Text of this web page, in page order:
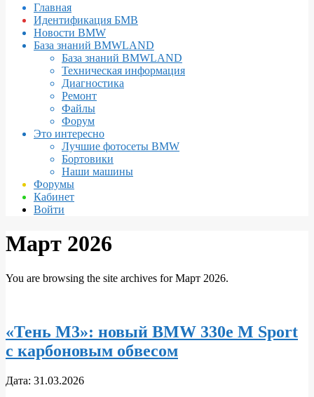
навигации
Главная
Идентификация БМВ
Новости BMW
База знаний BMWLAND
База знаний BMWLAND
Техническая информация
Диагностика
Ремонт
Файлы
Форум
Это интересно
Лучшие фотосеты BMW
Бортовики
Наши машины
Форумы
Кабинет
Войти
Март 2026
You are browsing the site archives for Март 2026.
«Тень M3»: новый BMW 330e M Sport
с карбоновым обвесом
2026-
Дата: 31.03.2026